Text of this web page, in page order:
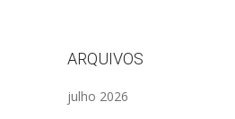
ARQUIVOS
julho 2026